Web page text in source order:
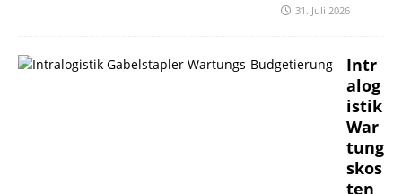
31. Juli 2026
Intr
alog
istik
War
tung
skos
ten